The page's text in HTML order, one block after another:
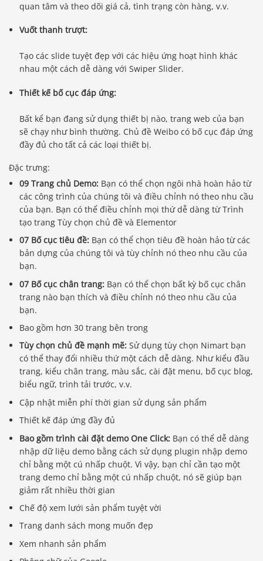
quan tâm và theo dõi giá cả, tình trạng còn hàng, v.v.
Vuốt thanh trượt:
Tạo các slide tuyệt đẹp với các hiệu ứng hoạt hình khác
nhau một cách dễ dàng với Swiper Slider.
Thiết kế bố cục đáp ứng:
Bất kể bạn đang sử dụng thiết bị nào, trang web của bạn
sẽ chạy như bình thường. Chủ đề Weibo có bố cục đáp ứng
đầy đủ cho tất cả các loại thiết bị.
Đặc trưng:
09 Trang chủ Demo: Bạn có thể chọn ngôi nhà hoàn hảo từ
các công trình của chúng tôi và điều chỉnh nó theo nhu cầu
của bạn. Bạn có thể điều chỉnh mọi thứ dễ dàng từ Trình
tạo trang Tùy chọn chủ đề và Elementor
07 Bố cục tiêu đề: Bạn có thể chọn tiêu đề hoàn hảo từ các
bản dựng của chúng tôi và tùy chỉnh nó theo nhu cầu của
bạn.
07 Bố cục chân trang: Bạn có thể chọn bất kỳ bố cục chân
trang nào bạn thích và điều chỉnh nó theo nhu cầu của
bạn.
Bao gồm hơn 30 trang bên trong
Tùy chọn chủ đề mạnh mẽ: Sử dụng tùy chọn Nimart bạn
có thể thay đổi nhiều thứ một cách dễ dàng. Như kiểu đầu
trang, kiểu chân trang, màu sắc, cài đặt menu, bố cục blog,
biểu ngữ, trình tải trước, v.v.
Cập nhật miễn phí thời gian sử dụng sản phẩm
Thiết kế đáp ứng đầy đủ
Bao gồm trình cài đặt demo One Click: Bạn có thể dễ dàng
nhập dữ liệu demo bằng cách sử dụng plugin nhập demo
chỉ bằng một cú nhấp chuột. Vì vậy, bạn chỉ cần tạo một
trang demo chỉ bằng một cú nhấp chuột, nó sẽ giúp bạn
giảm rất nhiều thời gian
Chế độ xem lưới sản phẩm tuyệt vời
Trang danh sách mong muốn đẹp
Xem nhanh sản phẩm